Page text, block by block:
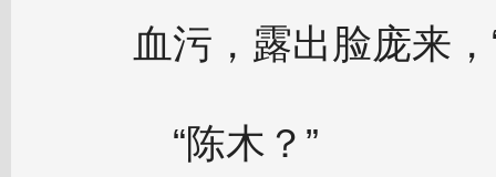
血污，露出脸庞来，
“陈木？”